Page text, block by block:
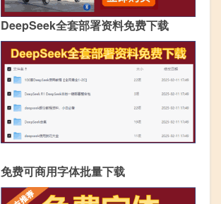
DeepSeek全套部署资料免费下载
免费可商用字体批量下载